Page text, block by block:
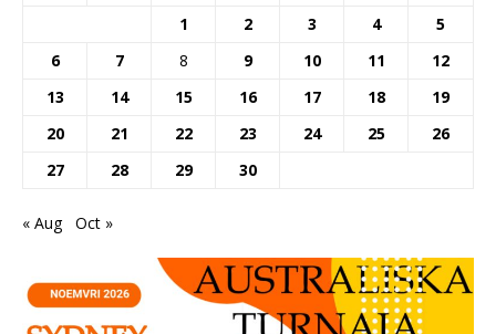
1
2 3 4
5
6
7 8 9 10 11
12
13
14 15 16 17 18
19
20
21 22 23 24 25
26
27
28 29 30
« Aug Oct »